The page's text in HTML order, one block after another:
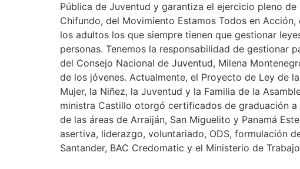
Pública de Juventud y garantiza el ejercicio pleno
Chifundo, del Movimiento Estamos Todos en
los adultos los que siempre tienen que gestionar
personas. Tenemos la responsabilidad de gestionar
del Consejo Nacional de Juventud, Milena
de los jóvenes. Actualmente, el Proyecto de Ley de
Mujer, la Niñez, la Juventud y la Familia de la
ministra Castillo otorgó certificados de graduación a
de las áreas de Arraiján, San Miguelito y Panamá
asertiva, liderazgo, voluntariado, ODS, formulación
Santander, BAC Credomatic y el Ministerio de